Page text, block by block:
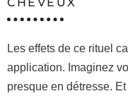
Les effets de ce rituel
application. Imaginez
presque en détresse.